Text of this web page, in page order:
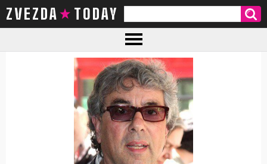
ZVEZDA TODAY